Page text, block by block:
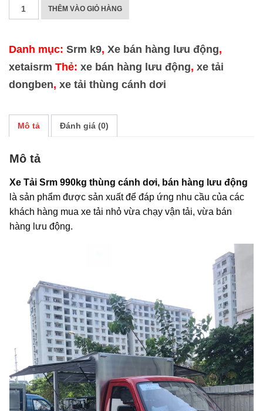
XE
INOX
CÁNH
số
lượng
THÊM VÀO GIỎ HÀNG
Danh mục: Srm k9, Xe bán hàng lưu động,
xetaisrm Thẻ: xe bán hàng lưu động, xe tải
dongben, xe tải thùng cánh dơi
Mô tả Đánh giá (0)
Mô tả
Xe Tải Srm 990kg thùng cánh dơi, bán hàng lưu động
là sản phẩm được sản xuất để đáp ứng nhu cầu của các
khách hàng mua xe tải nhỏ vừa chạy vận tải, vừa bán
hàng lưu động.